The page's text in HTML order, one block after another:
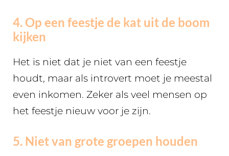
4. Op een feestje de kat uit de boom
kijken
Het is niet dat je niet van een feestje
houdt, maar als introvert moet je meestal
even inkomen. Zeker als veel mensen op
het feestje nieuw voor je zijn.
5. Niet van grote groepen houden